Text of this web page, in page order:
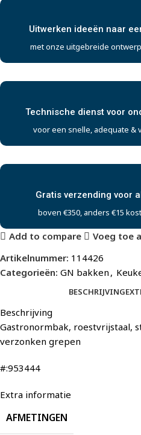
Uitwerken ideeën naar
met onze uitgebreide
Technische dienst voor
voor een snelle, adequate &
Gratis verzending voor
boven €350, anders €15
Add to compare
Voeg toe
Artikelnummer: 114426
Categorieën: GN bakken ,
BESCHRIJVING
Beschrijving
Gastronormbak, roestvrijstaal,
verzonken grepen
#:953444
Extra informatie
AFMETINGEN